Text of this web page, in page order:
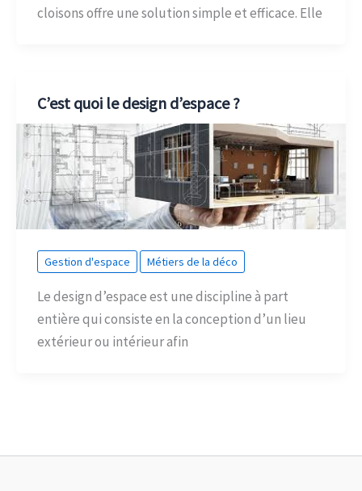
cloisons offre une solution simple et efficace. Elle
C’est quoi le design d’espace ?
Gestion d'espace Métiers de la déco
Le design d’espace est une discipline à part
entière qui consiste en la conception d’un lieu
extérieur ou intérieur afin